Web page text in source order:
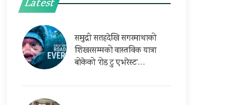
Latest
समुद्री सतहदेखि सगरमाथाको
शिखरसम्मको वास्तविक यात्रा
बोकेको ‘रोड टु एभरेस्ट’…